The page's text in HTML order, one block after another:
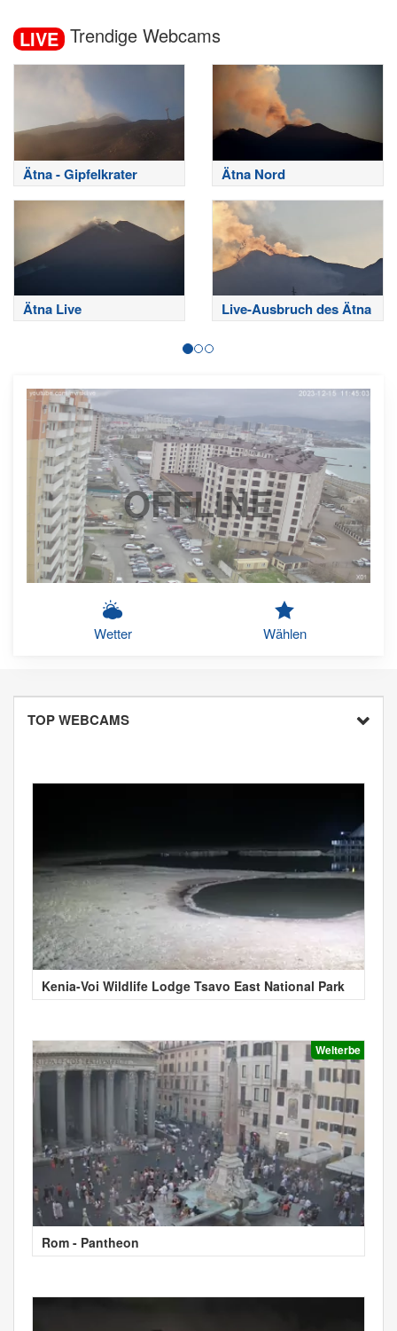
LIVE Trendige Webcams
Ätna - Gipfelkrater Ätna Nord
Ätna Live Live-Ausbruch des Ätna
OFFLINE
Wetter Wählen
TOP WEBCAMS
Kenia-Voi Wildlife Lodge Tsavo East National Park
Welterbe
Rom - Pantheon